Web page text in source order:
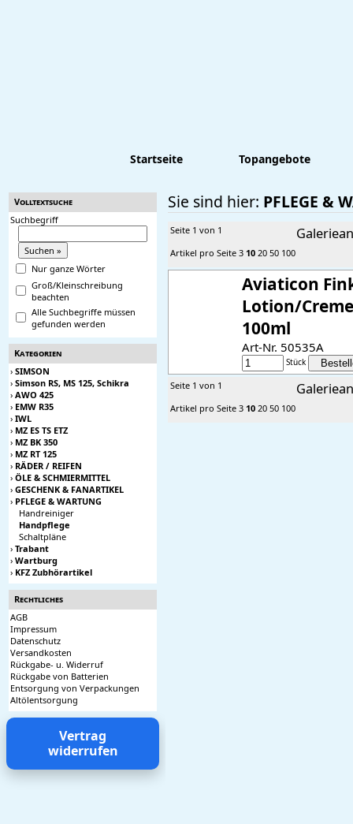
Startseite Topangebote
Volltextsuche
Suchbegriff
Nur ganze Wörter
Groß/Kleinschreibung
beachten
Alle Suchbegriffe müssen
gefunden werden
Kategorien
› SIMSON
› Simson RS, MS 125, Schikra
› AWO 425
› EMW R35
› IWL
› MZ ES TS ETZ
› MZ BK 350
› MZ RT 125
› RÄDER / REIFEN
› ÖLE & SCHMIERMITTEL
› GESCHENK & FANARTIKEL
› PFLEGE & WARTUNG
Handreiniger
Handpflege
Schaltpläne
› Trabant
› Wartburg
› KFZ Zubhörartikel
Rechtliches
AGB
Impressum
Datenschutz
Versandkosten
Rückgabe- u. Widerruf
Rückgabe von Batterien
Entsorgung von Verpackungen
Altölentsorgung
Vertrag
widerrufen
Sie sind hier: PFLEGE &
Seite 1 von 1
Artikel pro Seite 3 10 20 50 100
Aviaticon
Lotion/
100ml
Art-Nr. 50535A
Stück
Seite 1 von 1
Artikel pro Seite 3 10 20 50 100